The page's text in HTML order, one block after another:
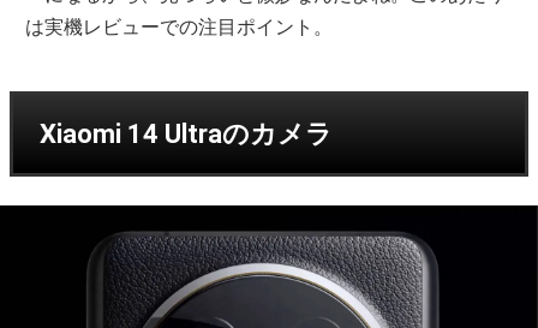
は実機レビューでの注目ポイント。
Xiaomi 14 Ultraのカメラ